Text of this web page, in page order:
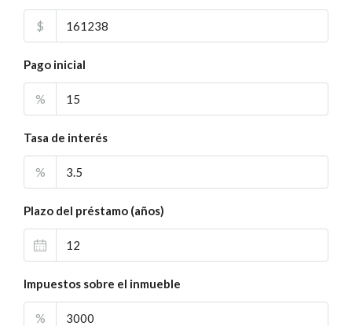
$
Pago inicial
%
Tasa de interés
%
Plazo del préstamo (años)
Impuestos sobre el inmueble
%